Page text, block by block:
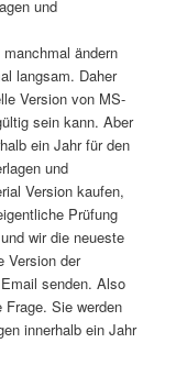
und
ändern
langsam. Daher
Version von MS-
sein kann. Aber
ein Jahr für den
und
Version kaufen,
Prüfung
wir die neueste
Version der
senden. Also
Sie werden
innerhalb ein Jahr